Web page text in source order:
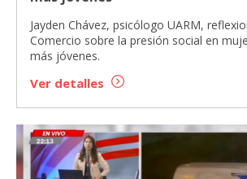
Jayden Chávez, psicólogo UARM,
Comercio sobre la presión social en
más jóvenes.
Ver detalles